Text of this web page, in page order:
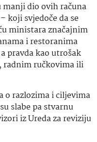
dio ovih računa
koji svjedoče da se
ministara značajnim
i restoranima
pravda kao utrošak
radnim ručkovima ili
o razlozima i ciljevima
slabe pa stvarnu
iz Ureda za reviziju